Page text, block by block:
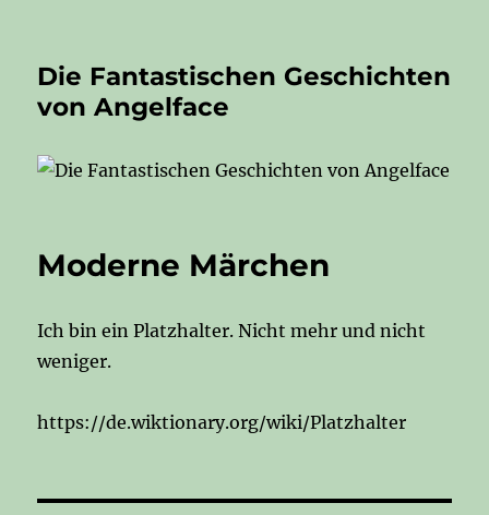
Die Fantastischen Geschichten
von Angelface
Moderne Märchen
Ich bin ein Platzhalter. Nicht mehr und nicht
weniger.
https://de.wiktionary.org/wiki/Platzhalter